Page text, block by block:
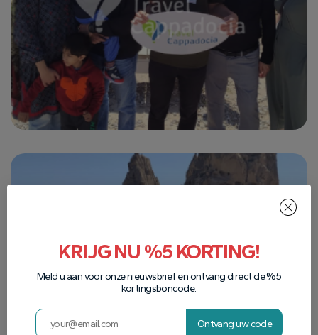
KRIJG NU %5 KORTING!
Meld u aan voor onze nieuwsbrief en ontvang direct de %5
kortingsboncode.
Ontvang uw code